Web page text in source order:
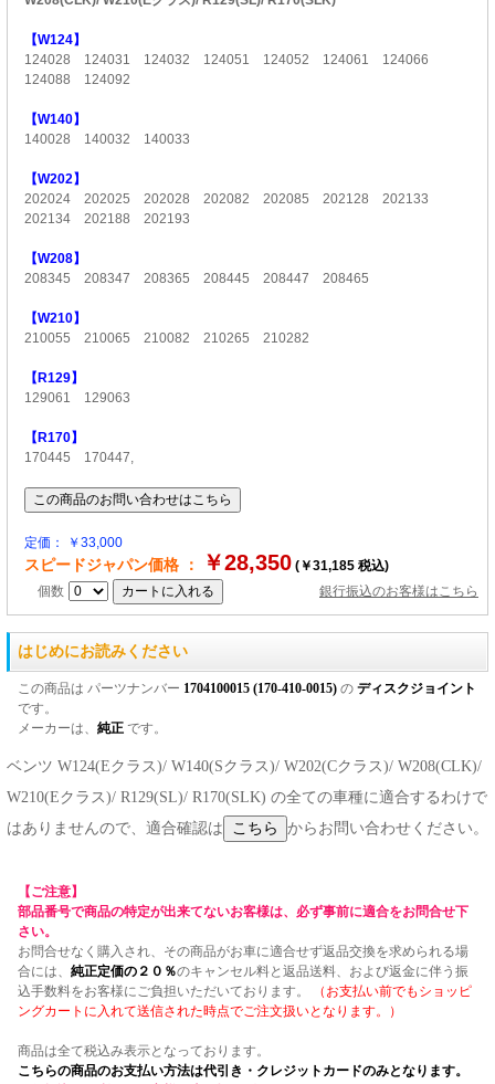
【W124】
124028 124031 124032 124051 124052 124061 124066
124088 124092
【W140】
140028 140032 140033
【W202】
202024 202025 202028 202082 202085 202128 202133
202134 202188 202193
【W208】
208345 208347 208365 208445 208447 208465
【W210】
210055 210065 210082 210265 210282
【R129】
129061 129063
【R170】
170445 170447,
定価： ￥33,000
スピードジャパン価格 ： ￥28,350 (￥31,185 税込)
個数
銀行振込のお客様はこちら
はじめにお読みください
この商品は パーツナンバー 1704100015 (170-410-0015) の ディスクジョイント
です。
メーカーは、 純正 です。
ベンツ W124(Eクラス)/ W140(Sクラス)/ W202(Cクラス)/ W208(CLK)/
W210(Eクラス)/ R129(SL)/ R170(SLK) の全ての車種に適合するわけで
はありませんので、適合確認は
からお問い合わせください。
【ご注意】
部品番号で商品の特定が出来てないお客様は、必ず事前に適合をお問合せ下
さい。
お問合せなく購入され、その商品がお車に適合せず返品交換を求められる場
合には、 純正定価の２０％のキャンセル料と返品送料、および返金に伴う振
込手数料をお客様にご負担いただいております。
（お支払い前でもショッピ
ングカートに入れて送信された時点でご注文扱いとなります。）
商品は全て税込み表示となっております。
こちらの商品のお支払い方法は代引き・クレジットカードのみとなります。